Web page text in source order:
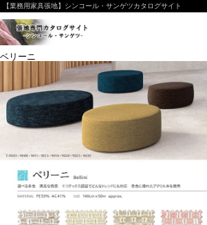
【業務用家具張地】シンコール・サンゲツカタログサイト
ベリーニ